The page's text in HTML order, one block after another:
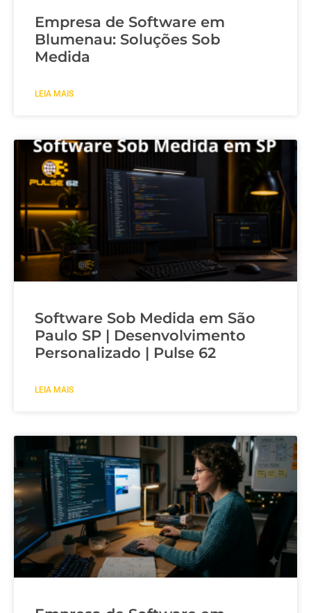
Empresa de Software em
Blumenau: Soluções Sob
Medida
LEIA MAIS
Software Sob Medida em São
Paulo SP | Desenvolvimento
Personalizado | Pulse 62
LEIA MAIS